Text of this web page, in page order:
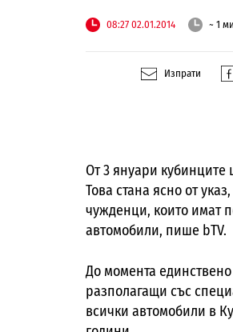
08:27 02.01.2014 ~ 1
Изпрати
От 3 януари кубинците
Това стана ясно от
чужденци, които имат
автомобили, пише bTV.
До момента
разполагащи със
всички автомобили в